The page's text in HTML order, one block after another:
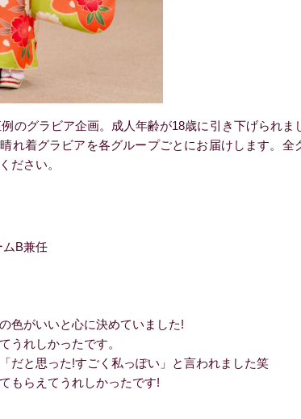
のグラビア企画。成人年齢が18歳に引き下げられま
れ着グラビアを各グループごとにお届けします。全
ださい。
B兼任
色がいいと心に決めていました!
うれしかったです。
だと思った!すごく私っぽい」と言われました笑
もらえてうれしかったです!